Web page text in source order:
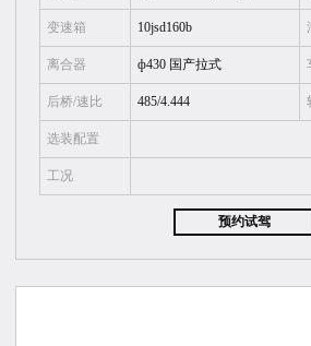
变速箱 10jsd160b
离合器 ф430 国产拉式
后桥/速比 485/4.444
选装配置
工况
预约试驾